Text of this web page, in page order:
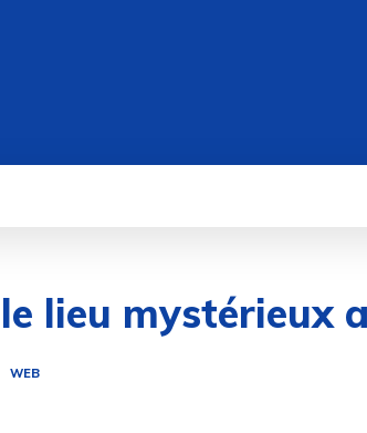
lieu mystérieux
WEB